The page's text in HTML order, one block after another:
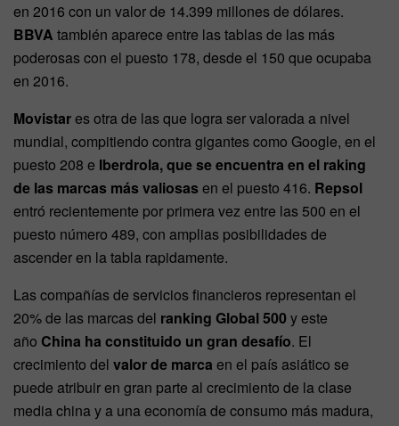
en 2016 con un valor de 14.399 millones de dólares.
BBVA también aparece entre las tablas de las más
poderosas con el puesto 178, desde el 150 que ocupaba
en 2016.
Movistares otra de las que logra ser valorada a nivel
mundial, compitiendo contra gigantes como Google, en el
puesto 208 e Iberdrola, que se encuentra en el raking
de las marcas más valiosas en el puesto 416. Repsol
entró recientemente por primera vez entre las 500 en el
puesto número 489, con amplias posibilidades de
ascender en la tabla rapidamente.
Las compañías de servicios financieros representan el
20% de las marcas del ranking Global 500 y este
año China ha constituido un gran desafío. El
crecimiento del valor de marca en el país asiático se
puede atribuir en gran parte al crecimiento de la clase
media china y a una economía de consumo más madura,